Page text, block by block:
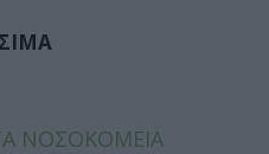
ΝΟΣΟΚΟΜΕΙΑ